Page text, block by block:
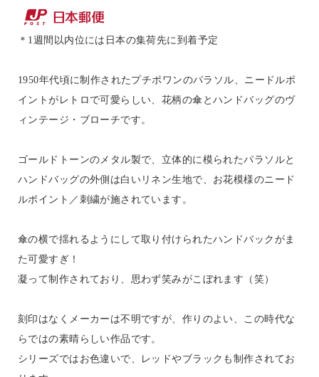
＊1週間以内位には日本の集荷先に到着予定
1950年代頃に制作されたプチポワンのパラソル、ニードルポ
イントがレトロで可愛らしい、花柄の傘とハンドバッグのヴ
ィンテージ・ブローチです。
ゴールドトーンのメタル製で、立体的に模られたパラソルと
ハンドバッグの外側は白いリネン生地で、お花模様のニード
ルポイント／刺繍が施されています。
傘の横で揺れるようにして取り付けられたハンドバックがま
た可愛すぎ！
凝って制作されており、思わず笑みがこぼれます（笑）
刻印はなくメーカーは不明ですが、作りのよい、この時代な
らではの素晴らしい作品です。
シリーズではお色違いで、レッドやブラックも制作されてお